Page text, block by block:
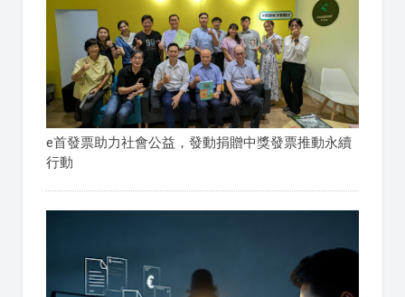
e首發票助力社會公益，發動捐贈中獎發票推動永續
行動